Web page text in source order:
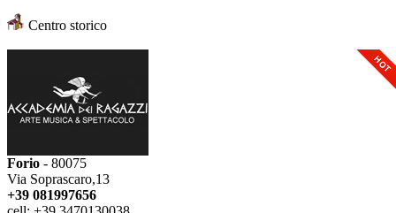
Centro storico
Forio - 80075
Via Soprascaro,13
+39 081997656